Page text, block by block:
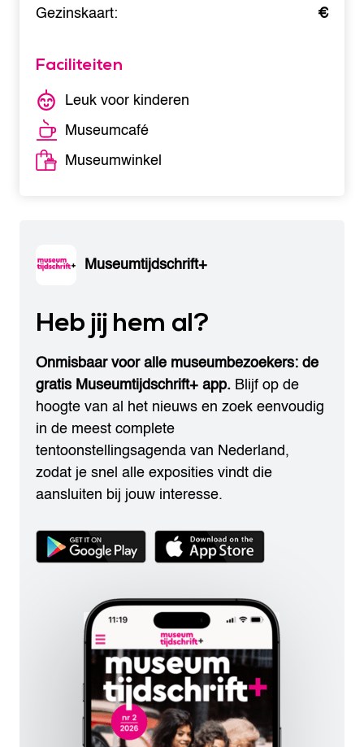
Gezinskaart:
€
Faciliteiten
Leuk voor kinderen
Museumcafé
Museumwinkel
Museumtijdschrift+
Heb jij hem al?
Onmisbaar voor alle museumbezoekers: de
gratis Museumtijdschrift+ app. Blijf op de
hoogte van al het nieuws en zoek eenvoudig
in de meest complete
tentoonstellingsagenda van Nederland,
zodat je snel alle exposities vindt die
aansluiten bij jouw interesse.